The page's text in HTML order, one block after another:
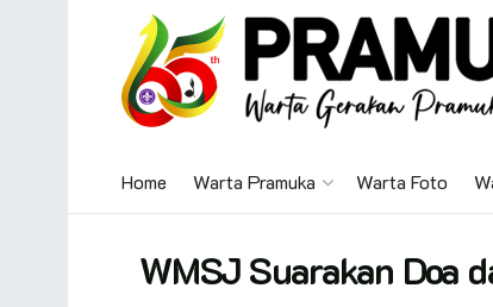
Home Warta Pramuka Warta Foto
WMSJ Suarakan Doa